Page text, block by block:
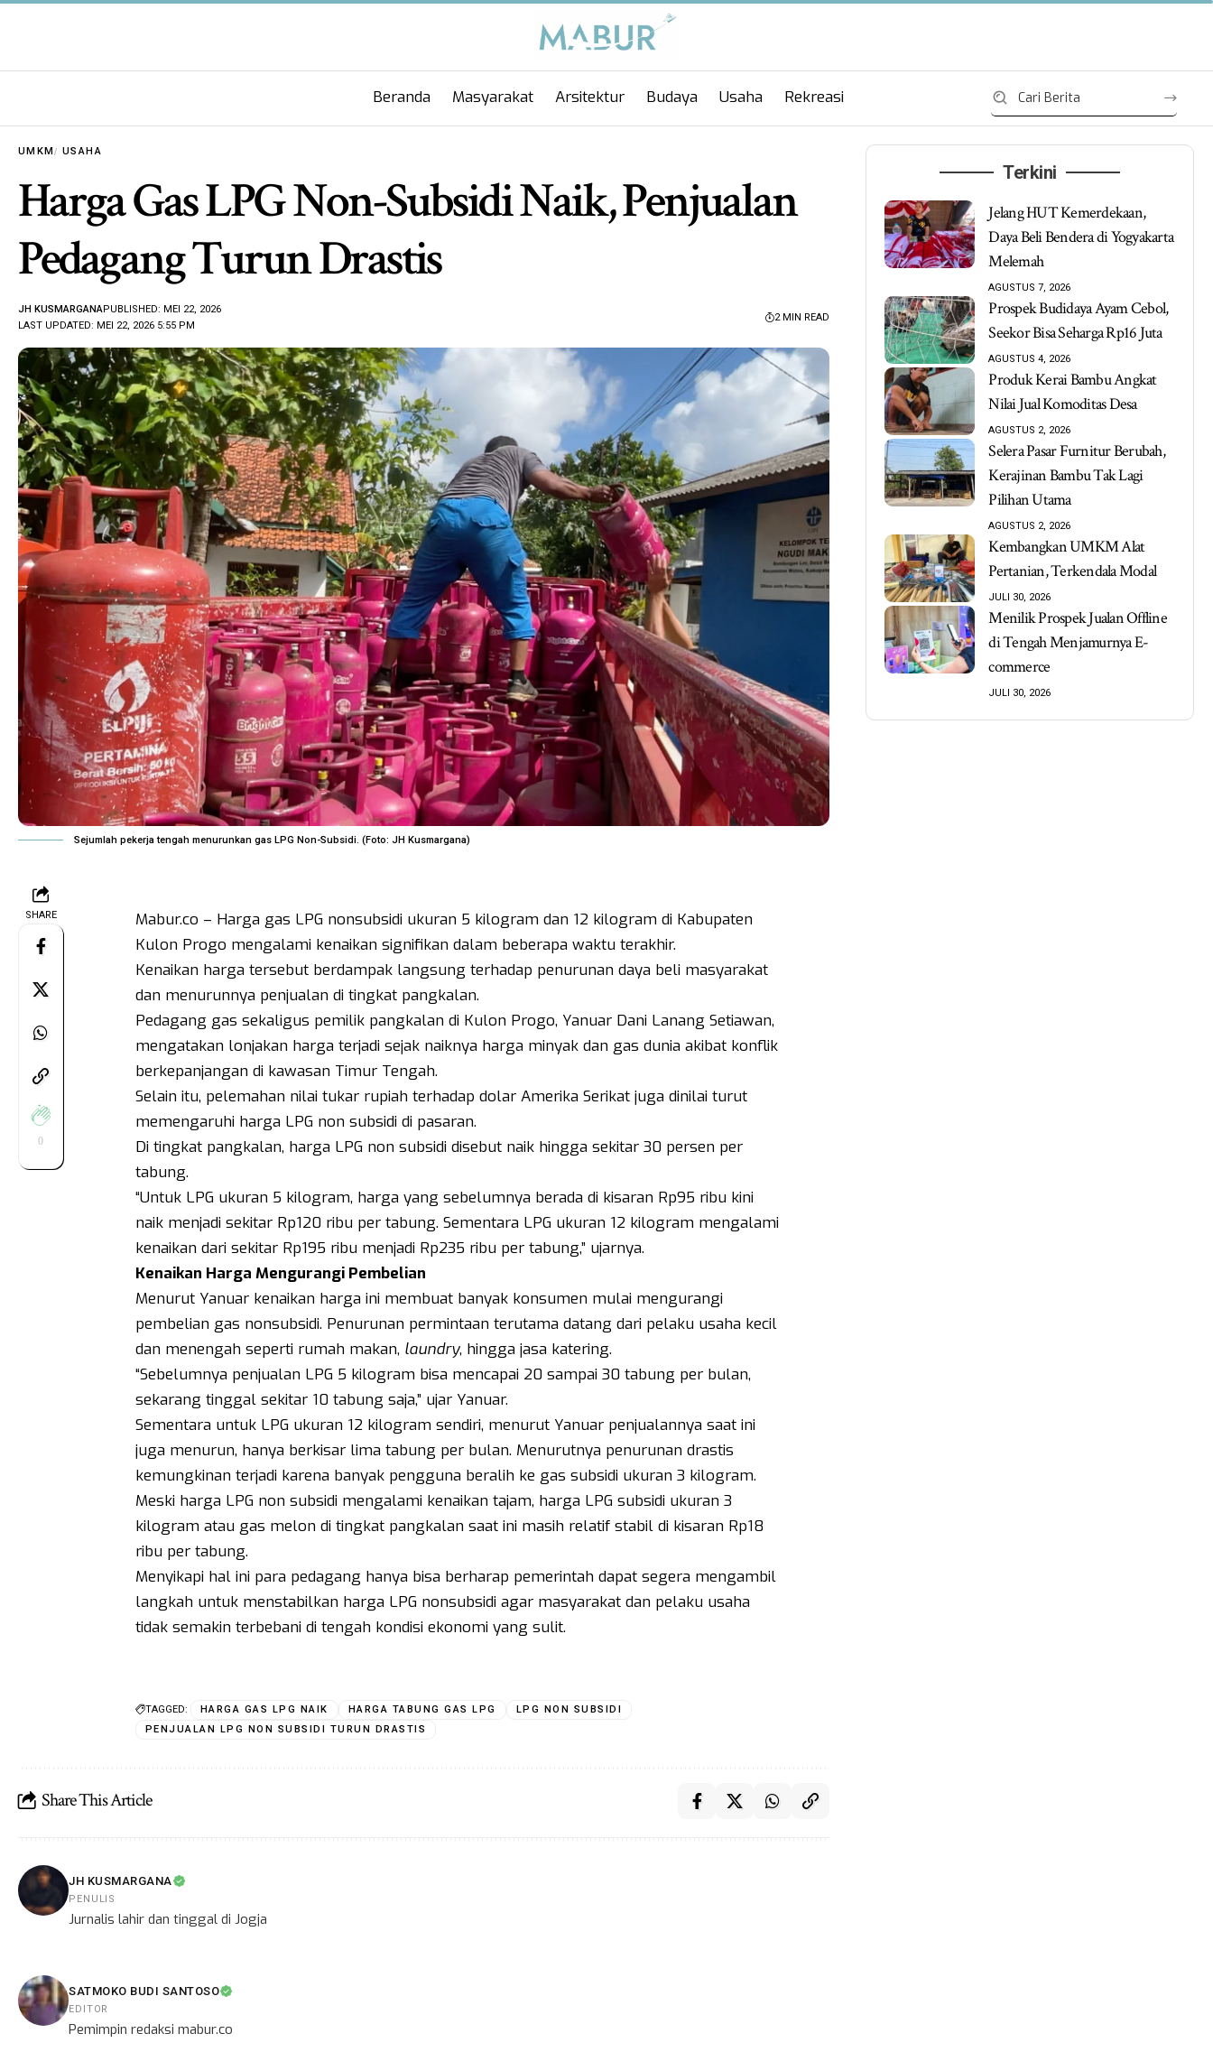
Beranda Masyarakat Arsitektur Budaya Usaha Rekreasi
UMKM USAHA
Harga Gas LPG Non-Subsidi Naik, Penjualan
Pedagang Turun Drastis
LAST UPDATED: MEI 22, 2026 5:55 PM
JH KUSMARGANAPUBLISHED: MEI 22, 2026
2 MIN READ
Sejumlah pekerja tengah menurunkan gas LPG Non-Subsidi. (Foto: JH Kusmargana)
SHARE
0
Mabur.co – Harga gas LPG nonsubsidi ukuran 5 kilogram dan 12 kilogram di Kabupaten
Kulon Progo mengalami kenaikan signifikan dalam beberapa waktu terakhir.
Kenaikan harga tersebut berdampak langsung terhadap penurunan daya beli masyarakat
dan menurunnya penjualan di tingkat pangkalan.
Pedagang gas sekaligus pemilik pangkalan di Kulon Progo, Yanuar Dani Lanang Setiawan,
mengatakan lonjakan harga terjadi sejak naiknya harga minyak dan gas dunia akibat konflik
berkepanjangan di kawasan Timur Tengah.
Selain itu, pelemahan nilai tukar rupiah terhadap dolar Amerika Serikat juga dinilai turut
memengaruhi harga LPG non subsidi di pasaran.
Di tingkat pangkalan, harga LPG non subsidi disebut naik hingga sekitar 30 persen per
tabung.
“Untuk LPG ukuran 5 kilogram, harga yang sebelumnya berada di kisaran Rp95 ribu kini
naik menjadi sekitar Rp120 ribu per tabung. Sementara LPG ukuran 12 kilogram mengalami
kenaikan dari sekitar Rp195 ribu menjadi Rp235 ribu per tabung,” ujarnya.
Kenaikan Harga Mengurangi Pembelian
Menurut Yanuar kenaikan harga ini membuat banyak konsumen mulai mengurangi
pembelian gas nonsubsidi. Penurunan permintaan terutama datang dari pelaku usaha kecil
dan menengah seperti rumah makan, laundry, hingga jasa katering.
“Sebelumnya penjualan LPG 5 kilogram bisa mencapai 20 sampai 30 tabung per bulan,
sekarang tinggal sekitar 10 tabung saja,” ujar Yanuar.
Sementara untuk LPG ukuran 12 kilogram sendiri, menurut Yanuar penjualannya saat ini
juga menurun, hanya berkisar lima tabung per bulan. Menurutnya penurunan drastis
kemungkinan terjadi karena banyak pengguna beralih ke gas subsidi ukuran 3 kilogram.
Meski harga LPG non subsidi mengalami kenaikan tajam, harga LPG subsidi ukuran 3
kilogram atau gas melon di tingkat pangkalan saat ini masih relatif stabil di kisaran Rp18
ribu per tabung.
Menyikapi hal ini para pedagang hanya bisa berharap pemerintah dapat segera mengambil
langkah untuk menstabilkan harga LPG nonsubsidi agar masyarakat dan pelaku usaha
tidak semakin terbebani di tengah kondisi ekonomi yang sulit.
TAGGED: HARGA GAS LPG NAIK HARGA TABUNG GAS LPG
LPG NON SUBSIDI
PENJUALAN LPG NON SUBSIDI TURUN DRASTIS
Share This Article
JH KUSMARGANA
PENULIS
Jurnalis lahir dan tinggal di Jogja
SATMOKO BUDI SANTOSO
EDITOR
Pemimpin redaksi mabur.co
Terkini
Jelang HUT Kemerdekaan,
Daya Beli Bendera di Yogyakarta
Melemah
AGUSTUS 7, 2026
Prospek Budidaya Ayam Cebol,
Seekor Bisa Seharga Rp16 Juta
AGUSTUS 4, 2026
Produk Kerai Bambu Angkat
Nilai Jual Komoditas Desa
AGUSTUS 2, 2026
Selera Pasar Furnitur Berubah,
Kerajinan Bambu Tak Lagi
Pilihan Utama
AGUSTUS 2, 2026
Kembangkan UMKM Alat
Pertanian, Terkendala Modal
JULI 30, 2026
Menilik Prospek Jualan Offline
di Tengah Menjamurnya E-
commerce
JULI 30, 2026